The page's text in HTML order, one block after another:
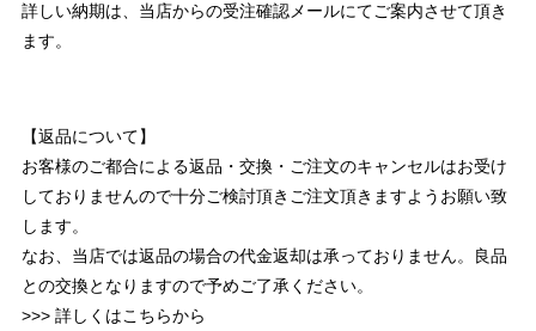
詳しい納期は、当店からの受注確認メールにてご案内させて頂き
ます。
【返品について】
お客様のご都合による返品・交換・ご注文のキャンセルはお受け
しておりませんので十分ご検討頂きご注文頂きますようお願い致
します。
なお、当店では返品の場合の代金返却は承っておりません。良品
との交換となりますので予めご了承ください。
>>> 詳しくはこちらから